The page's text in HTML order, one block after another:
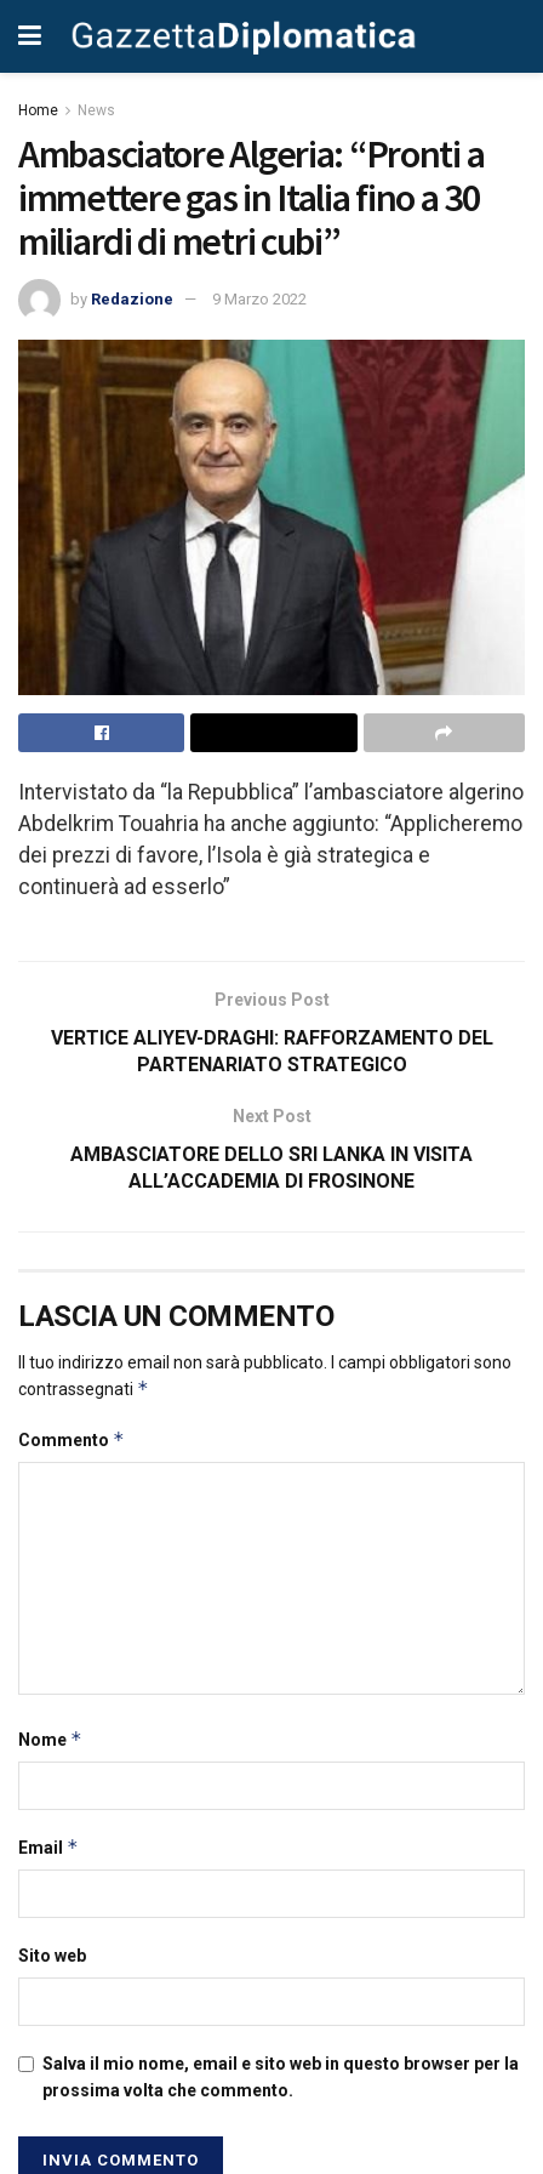
Home News
Ambasciatore Algeria: “Pronti a
immettere gas in Italia fino a 30
miliardi di metri cubi”
by Redazione 9 Marzo 2022
Intervistato da “la Repubblica” l’ambasciatore algerino
Abdelkrim Touahria ha anche aggiunto: “Applicheremo
dei prezzi di favore, l’Isola è già strategica e
continuerà ad esserlo”
Previous Post
VERTICE ALIYEV-DRAGHI: RAFFORZAMENTO DEL
PARTENARIATO STRATEGICO
Next Post
AMBASCIATORE DELLO SRI LANKA IN VISITA
ALL’ACCADEMIA DI FROSINONE
LASCIA UN COMMENTO
Il tuo indirizzo email non sarà pubblicato.
I campi obbligatori sono
contrassegnati *
Commento *
Nome *
Email *
Sito web
Salva il mio nome, email e sito web in questo browser per la
prossima volta che commento.